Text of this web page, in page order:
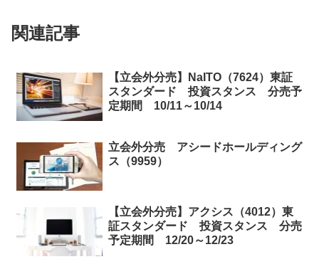
関連記事
【立会外分売】NaITO（7624）東証
スタンダード 投資スタンス 分売予
定期間 10/11～10/14
立会外分売 アシードホールディング
ス（9959）
【立会外分売】アクシス（4012）東
証スタンダード 投資スタンス 分売
予定期間 12/20～12/23